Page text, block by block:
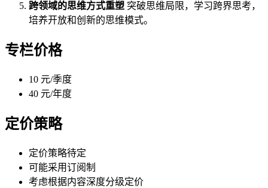
跨领域的思维方式重塑 突破思维局限，学习跨界思考，
培养开放和创新的思维模式。
专栏价格
10 元/季度
40 元/年度
定价策略
定价策略待定
可能采用订阅制
考虑根据内容深度分级定价